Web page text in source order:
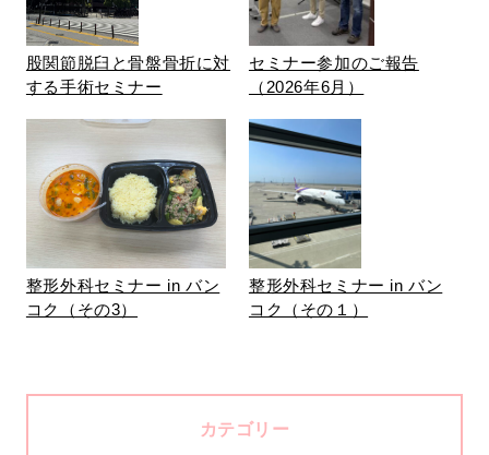
股関節脱臼と骨盤骨折に対
する手術セミナー
セミナー参加のご報告
（2026年6月）
整形外科セミナー in バン
コク（その3）
整形外科セミナー in バン
コク（その１）
カテゴリー